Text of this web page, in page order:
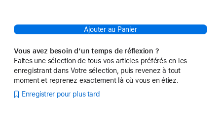
Ajouter au Panier
Vous avez besoin d’un temps de réflexion ?
Faites une sélection de tous vos articles préférés en les
enregistrant dans Votre sélection, puis revenez à tout
moment et reprenez exactement là où vous en étiez.
Enregistrer pour plus tard